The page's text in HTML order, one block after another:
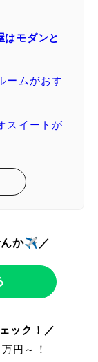
モダンと
ームがおす
スイートが
んか✈️／
ック！／
円～！